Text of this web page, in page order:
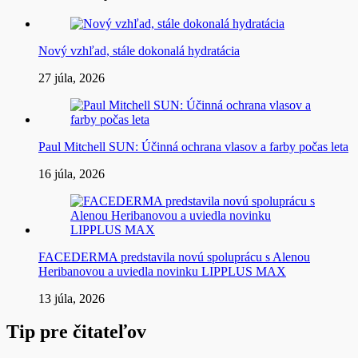
Nový vzhľad, stále dokonalá hydratácia
27 júla, 2026
Paul Mitchell SUN: Účinná ochrana vlasov a farby počas leta
16 júla, 2026
FACEDERMA predstavila novú spoluprácu s Alenou
Heribanovou a uviedla novinku LIPPLUS MAX
13 júla, 2026
Tip pre čitateľov